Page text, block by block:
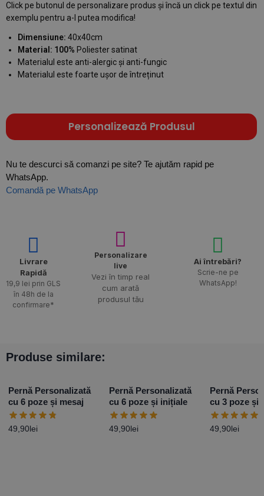
Click pe butonul de personalizare produs și încă un click pe textul din
exemplu pentru a-l putea modifica!
Dimensiune: 40x40cm
Material: 100% Poliester satinat
Materialul este anti-alergic și anti-fungic
Materialul este foarte ușor de întreținut
Personalizează Produsul
Nu te descurci să comanzi pe site? Te ajutăm rapid pe
WhatsApp.
Comandă pe WhatsApp
Livrare
Rapidă​
19,9 lei prin GLS
în 48h de la
confirmare*
Personalizare
live
Vezi în timp real
cum arată
produsul tău
Ai întrebări?
Scrie-ne pe
WhatsApp!
Produse similare:
Pernă Personalizată
cu 6 poze și mesaj
49,90lei
Pernă Personalizată
cu 6 poze și inițiale
49,90lei
Pernă
cu 3 poze și
49,90lei